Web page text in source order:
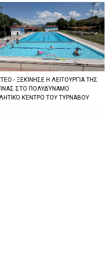
- ΞΕΚΊΝΗΣΕ Η ΛΕΙΤΟΥΡΓΊΑ ΤΗΣ
ΣΤΟ ΠΟΛΥΔΎΝΑΜΟ
ΚΈΝΤΡΟ ΤΟΥ ΤΥΡΝΆΒΟΥ